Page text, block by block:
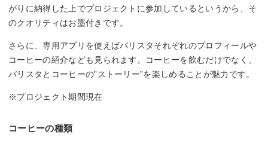
がりに納得した上でプロジェクトに参加しているというから、そ
のクオリティはお墨付きです。
さらに、専用アプリを使えばバリスタそれぞれのプロフィールや
コーヒーの紹介なども見られます。コーヒーを飲むだけでなく、
バリスタとコーヒーの”ストーリー”を楽しめることが魅力です。
※プロジェクト期間現在
コーヒーの種類